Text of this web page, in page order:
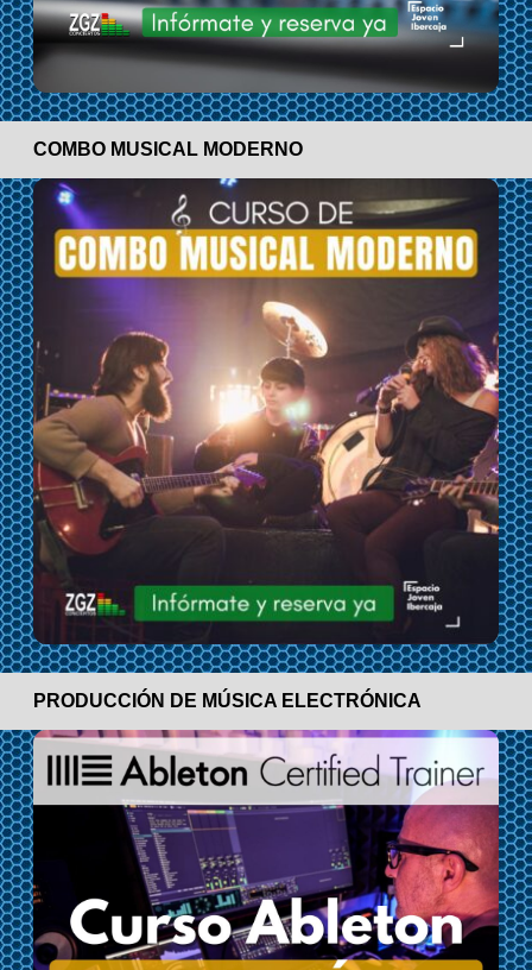
COMBO MUSICAL MODERNO
PRODUCCIÓN DE MÚSICA ELECTRÓNICA